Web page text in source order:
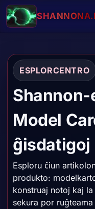
SHANNON
ESPLORCENTRO
Model
ĝisdatigoj
Esploru ĉiun
produkto:
konstruaj notoj kaj
sekura por